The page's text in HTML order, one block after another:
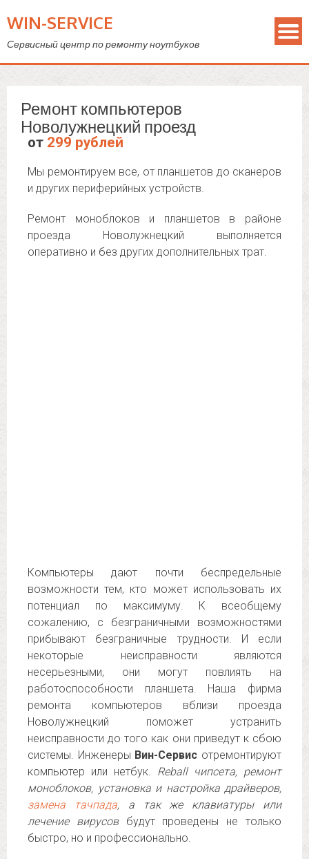
WIN-SERVICE
Сервисный центр по ремонту ноутбуков
Ремонт компьютеров
Новолужнецкий проезд
от 299 рублей
Мы ремонтируем все, от планшетов до сканеров
и других периферийных устройств.
Ремонт моноблоков и планшетов в районе
проезда Новолужнецкий выполняется
оперативно и без других дополнительных трат.
Компьютеры дают почти беспредельные
возможности тем, кто может использовать их
потенциал по максимуму. К всеобщему
сожалению, с безграничными возможностями
прибывают безграничные трудности. И если
некоторые неисправности являются
несерьезными, они могут повлиять на
работоспособности планшета. Наша фирма
ремонта компьютеров вблизи проезда
Новолужнецкий поможет устранить
неисправности до того как они приведут к сбою
системы. Инженеры Вин-Сервис отремонтируют
компьютер или нетбук. Reball чипсета, ремонт
моноблоков, установка и настройка драйверов,
замена тачпада, а так же клавиатуры или
лечение вирусовбудут проведены не только
быстро, но и профессионально.